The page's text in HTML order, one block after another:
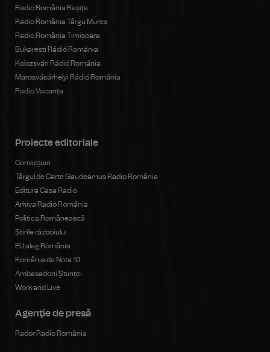
Radio România Reșița
Radio România Târgu Mureș
Radio România Timișoara
Bukaresti Rádió Románia
Kolozsvári Rádió Románia
Marosvásárhelyi Rádió Románia
Radio Vacanța
Proiecte editoriale
Conviețuiri
Târgul de Carte Gaudeamus Radio România
Editura Casa Radio
Arhiva Radio România
Politica Românească
Știrile războiului
EU aleg România
România de Nota 10
Ambasadorii Științei
Work and Live
Agenţie de presă
Rador Radio România